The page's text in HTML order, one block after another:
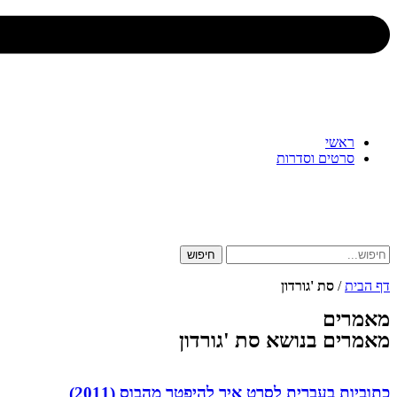
ראשי
סרטים וסדרות
חיפוש
דף הבית/ סת 'גורדון
מאמרים
מאמרים בנושא סת 'גורדון
כתוביות בעברית לסרט איך להיפטר מהבוס (2011)